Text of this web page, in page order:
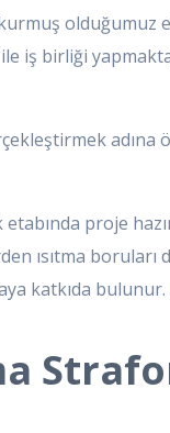
olduğumuz
iş birliği
adına
etabında proje
ısıtma boruları
katkıda